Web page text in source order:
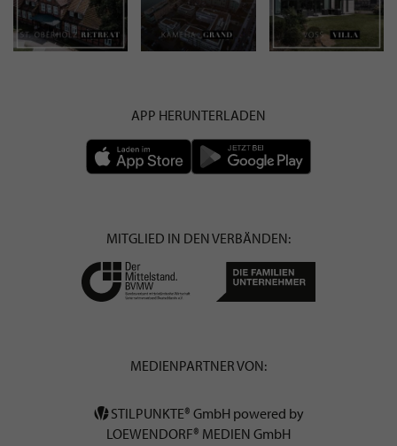
APP HERUNTERLADEN
MITGLIED IN DEN VERBÄNDEN:
MEDIENPARTNER VON:
STILPUNKTE® GmbH powered by
LOEWENDORF® MEDIEN GmbH